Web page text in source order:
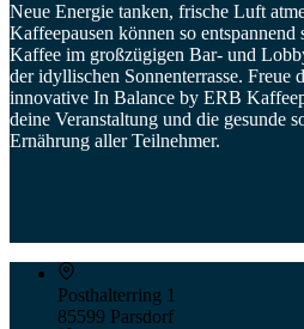
Neue Energie tanken, frische Luft
Kaffeepausen können so entspannend
Kaffee im großzügigen Bar- und
der idyllischen Sonnenterrasse. Freue
innovative In Balance by ERB
deine Veranstaltung und die gesunde
Ernährung aller Teilnehmer.
Posthalterring 1
85599 Parsdorf